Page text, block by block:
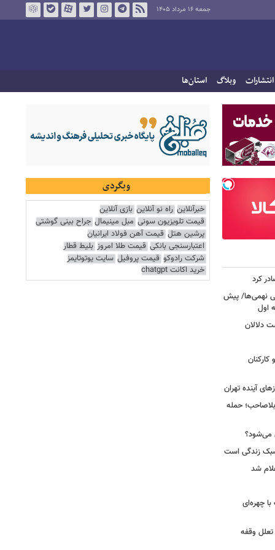
جمعه ۱۶ مرداد ۱۴۰۵
انتشارات وبلاگ استان‌ها
کرد
نهمی‌ها/ پیش
دلالان
آینده تهران
حمله
می‌شود؟
زندگی است
شد
با چهره‌ای
وقفه
وبگردی
خبرآنلاین راه نو آنلاین بازی آنلاین
قیمت تلویزیون سونی مبل مینیمال جراح بینی گوشتی
پرشین هتل قیمت آهن فولاد ایرانیان
اعتبارسنجی بانکی قیمت طلا امروز بلیط قطار
شرکت رادوکو قیمت پروفیل سایت یوتوتایمز
خرید اکانت chatgpt